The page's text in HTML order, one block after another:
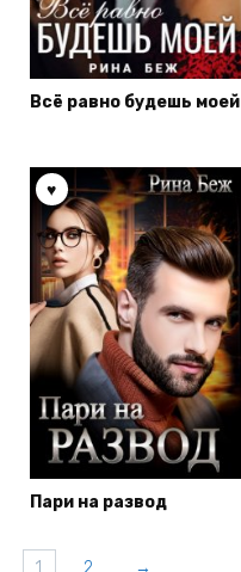
Всё равно будешь моей
Пари на развод
1 2 →